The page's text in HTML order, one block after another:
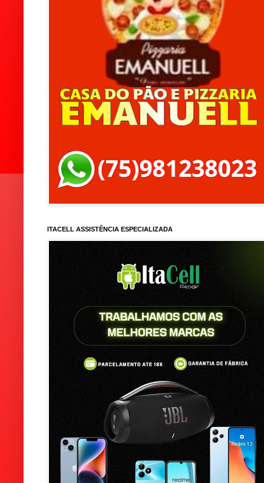
ITACELL ASSISTÊNCIA ESPECIALIZADA